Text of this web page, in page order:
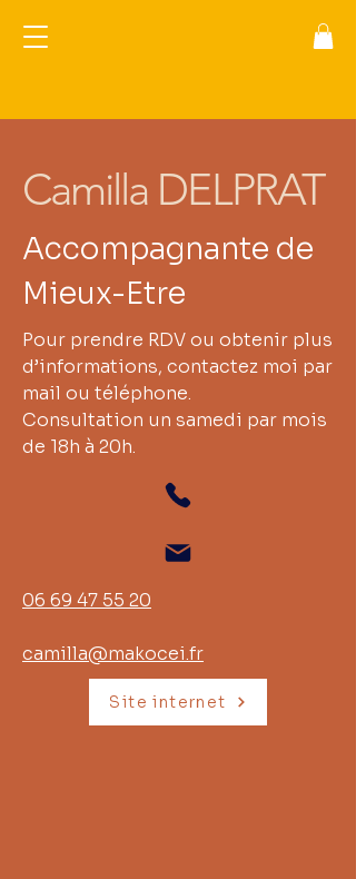
Camilla DELPRAT
Accompagnante de
Mieux-Etre
Pour prendre RDV ou obtenir plus
d’informations, contactez moi par
mail ou téléphone.
Consultation un samedi par mois
de 18h à 20h.
06 69 47 55 20
camilla@makocei.fr
Site internet